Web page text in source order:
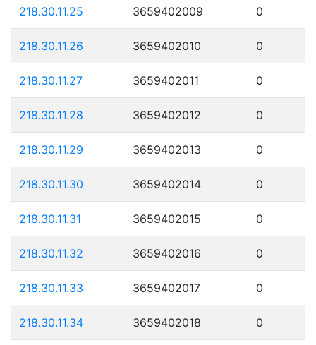
218.30.11.25 3659402009 0
218.30.11.26 3659402010 0
218.30.11.27 3659402011 0
218.30.11.28 3659402012 0
218.30.11.29 3659402013 0
218.30.11.30 3659402014 0
218.30.11.31 3659402015 0
218.30.11.32 3659402016 0
218.30.11.33 3659402017 0
218.30.11.34 3659402018 0